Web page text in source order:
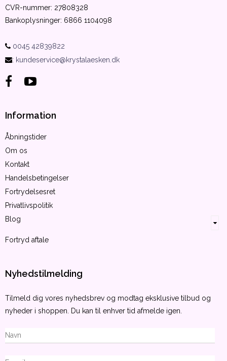
CVR-nummer: 27808328
Bankoplysninger: 6866 1104098
0045 42839822
: kundeservice@krystalaesken.dk
Information
Åbningstider
Om os
Kontakt
Handelsbetingelser
Fortrydelsesret
Privatlivspolitik
Blog
Fortryd aftale
Nyhedstilmelding
Tilmeld dig vores nyhedsbrev og modtag eksklusive tilbud og
nyheder i shoppen. Du kan til enhver tid afmelde igen.